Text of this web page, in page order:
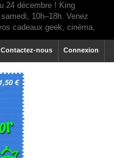
Connexion
Contactez-nous